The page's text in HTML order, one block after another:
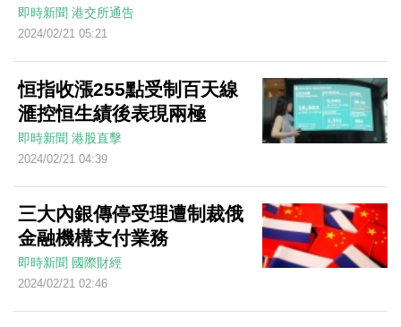
即時新聞 港交所通告
2024/02/21 05:21
恒指收漲255點受制百天線
滙控恒生績後表現兩極
即時新聞 港股直擊
2024/02/21 04:39
三大內銀傳停受理遭制裁俄
金融機構支付業務
即時新聞 國際財經
2024/02/21 02:46